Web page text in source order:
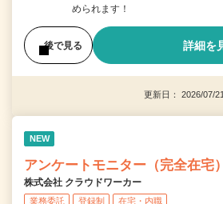
められます！
後で見る 詳細を
更新日： 2026/07/
NEW
アンケートモニター（完全在宅）
株式会社 クラウドワーカー
業務委託 登録制 在宅・内職